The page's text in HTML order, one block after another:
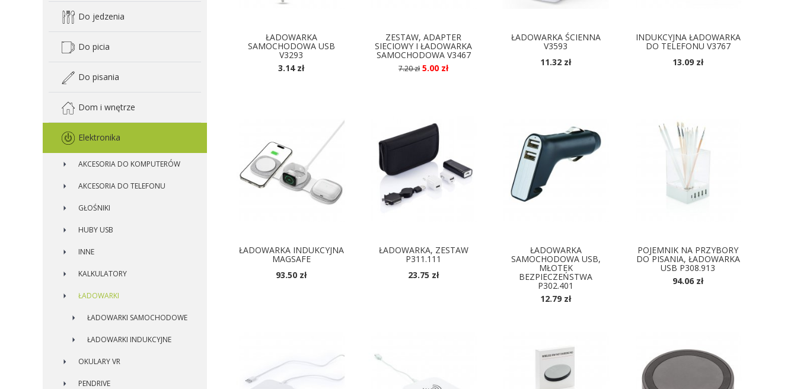
Do jedzenia
Do picia
Do pisania
Dom i wnętrze
Elektronika
AKCESORIA DO KOMPUTERÓW
AKCESORIA DO TELEFONU
GŁOŚNIKI
HUBY USB
INNE
KALKULATORY
ŁADOWARKI
ŁADOWARKI SAMOCHODOWE
ŁADOWARKI INDUKCYJNE
OKULARY VR
PENDRIVE
ŁADOWARKA
SAMOCHODOWA USB
V3293
3.14 zł
ZESTAW, ADAPTER
SIECIOWY I ŁADOWARKA
SAMOCHODOWA V3467
7.20 zł 5.00 zł
ŁADOWARKA ŚCIENNA
V3593
11.32 zł
INDUKCYJNA ŁADOWARKA
DO TELEFONU V3767
13.09 zł
ŁADOWARKA INDUKCYJNA
MAGSAFE
93.50 zł
ŁADOWARKA, ZESTAW
P311.111
23.75 zł
ŁADOWARKA
SAMOCHODOWA USB,
MŁOTEK
BEZPIECZEŃSTWA
P302.401
12.79 zł
POJEMNIK NA PRZYBORY
DO PISANIA, ŁADOWARKA
USB P308.913
94.06 zł